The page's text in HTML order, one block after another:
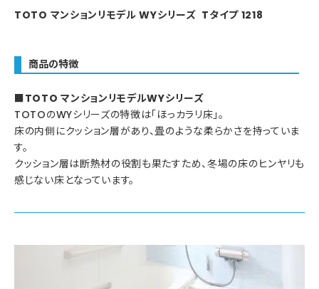
TOTO マンションリモデル WYシリーズ Tタイプ 1218
商品の特徴
■TOTO マンションリモデルWYシリーズ
TOTOのWYシリーズの特徴は「ほっカラリ床」。
床の内側にクッション層があり、畳のような柔らかさを持っていま
す。
クッション層は断熱材の役割も果たすため、冬場の床のヒンヤリも
感じない床となっています。